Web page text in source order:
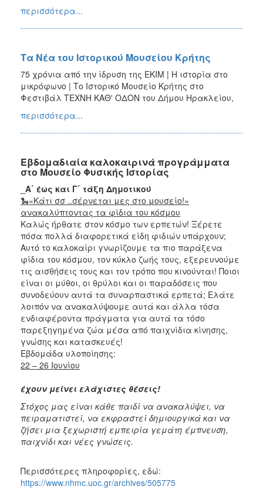
περισσότερα...
Τα Νέα του Ιστορικού Μουσείου Κρήτης
75 χρόνια από την ίδρυση της ΕΚΙΜ | Η ιστορία στο
μικρόφωνο | Το Ιστορικό Μουσείο Κρήτης στο
Φεστιβάλ ΤΕΧΝΗ ΚΑΘ' ΟΔΟΝ του Δήμου Ηρακλείου,
περισσότερα...
Εβδομαδιαία καλοκαιρινά προγράμματα
στο Μουσείο Φυσικής Ιστορίας
_A΄ έως και Γ΄ τάξη Δημοτικού
🐍«Κάτι σσ ..σέρνεται μες στο μουσείο!»
ανακαλύπτοντας τα φίδια του κόσμου
Καλώς ήρθατε στον κόσμο των ερπετών! Ξέρετε
πόσα πολλά διαφορετικά είδη φιδιών υπάρχουν;
Αυτό το καλοκαίρι γνωρίζουμε τα πιο παράξενα
φίδια του κόσμου, τον κύκλο ζωής τους, εξερευνούμε
τις αισθήσεις τους και τον τρόπο που κινούνται! Ποιοι
είναι οι μύθοι, οι θρύλοι και οι παραδόσεις που
συνοδεύουν αυτά τα συναρπαστικά ερπετά; Ελάτε
λοιπόν να ανακαλύψουμε αυτά και άλλα τόσα
ενδιαφέροντα πράγματα για αυτά τα τόσο
παρεξηγημένα ζώα μέσα από παιχνίδια κίνησης,
γνώσης και κατασκευές!
Εβδομάδα υλοποίησης:
22 – 26 Ιουνίου
έχουν μείνει ελάχιστες θέσεις!
Στόχος μας είναι κάθε παιδί να ανακαλύψει, να
πειραματιστεί, να εκφραστεί δημιουργικά και να
ζήσει μια ξεχωριστή εμπειρία γεμάτη έμπνευση,
παιχνίδι και νέες γνώσεις.
Περισσότερες πληροφορίες, εδώ:
https://www.nhmc.uoc.gr/archives/505775